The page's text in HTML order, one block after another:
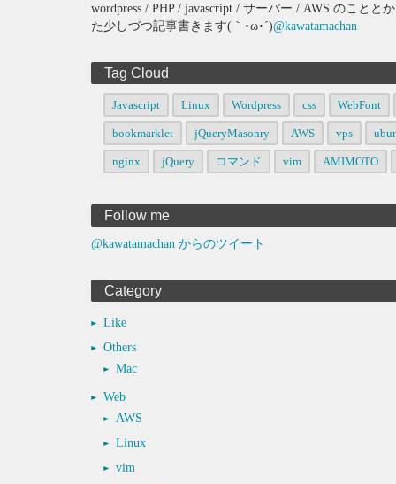
wordpress / PHP / javascript / サーバー / AWS のこと
た少しづつ記事書きます(｀･ω･´)@kawatamachan
Tag Cloud
Javascript Linux Wordpress css WebFont
bookmarklet jQueryMasonry AWS vps
nginx jQuery コマンド vim AMIMOTO
Follow me
@kawatamachan からのツイート
Category
Like
Others
Mac
Web
AWS
Linux
vim